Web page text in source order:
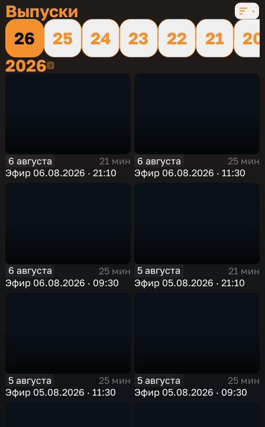
Выпуски
26
25 24 23 22 21
20
20262026
6 августа
21 мин
Эфир 06.08.2026 · 21:10
6 августа
25 мин
Эфир 06.08.2026 · 11:30
6 августа
25 мин
Эфир 06.08.2026 · 09:30
5 августа
21 мин
Эфир 05.08.2026 · 21:10
5 августа
25 мин
Эфир 05.08.2026 · 11:30
5 августа
25 мин
Эфир 05.08.2026 · 09:30